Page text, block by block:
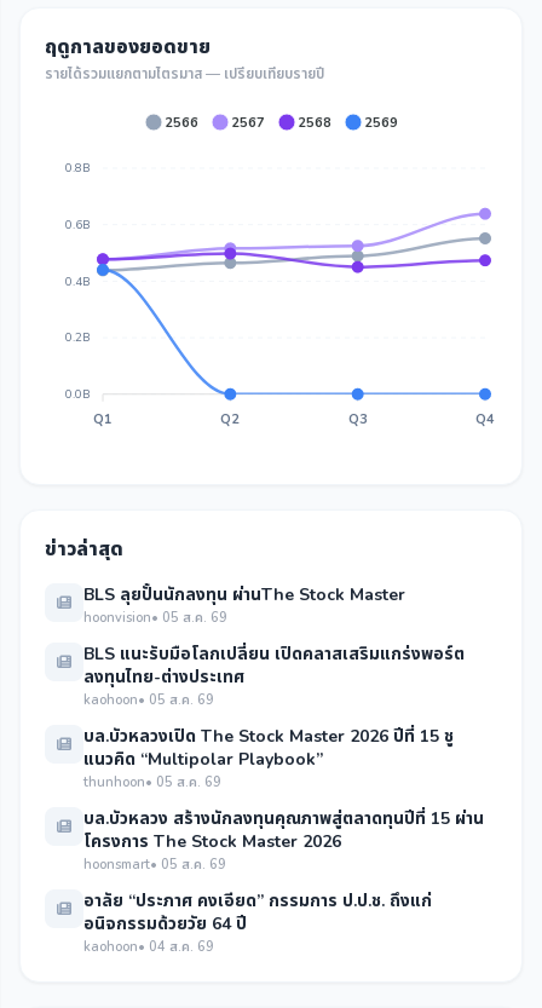
ฤดูกาลของยอดขาย
รายได้รวมแยกตามไตรมาส — เปรียบเทียบรายปี
2566 2567 2568 2569
0.8B
0.6B
0.4B
0.2B
0.0B
Q1 Q2 Q3 Q4
ข่าวล่าสุด
BLS ลุยปั้นนักลงทุน ผ่านThe Stock Master
hoonvision• 05 ส.ค. 69
BLS แนะรับมือโลกเปลี่ยน เปิดคลาสเสริมแกร่งพอร์ต
ลงทุนไทย-ต่างประเทศ
kaohoon• 05 ส.ค. 69
บล.บัวหลวงเปิด The Stock Master 2026 ปีที่ 15 ชู
แนวคิด “Multipolar Playbook”
thunhoon• 05 ส.ค. 69
บล.บัวหลวง สร้างนักลงทุนคุณภาพสู่ตลาดทุนปีที่ 15 ผ่าน
โครงการ The Stock Master 2026
hoonsmart• 05 ส.ค. 69
อาลัย “ประภาศ คงเอียด” กรรมการ ป.ป.ช. ถึงแก่
อนิจกรรมด้วยวัย 64 ปี
kaohoon• 04 ส.ค. 69